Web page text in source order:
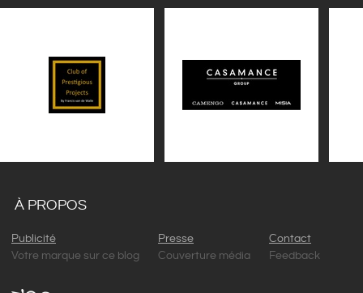
À PROPOS
Publicité
Votre marque sur ce blog
Presse
Couverture média
Contact
Feedback